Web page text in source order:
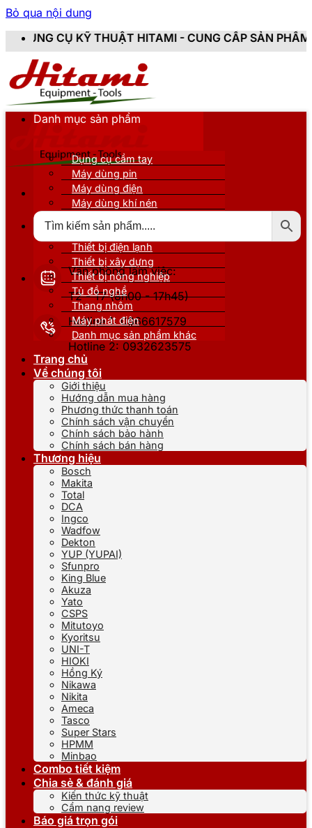
Bỏ qua nội dung
HITAMI - CUNG CẤP SẢN PHẨM CHÍNH HÃNG,
Văn phòng làm việc:
T2 - T7 (8h00 - 17h45)
Hotline 1: 0866617579
Hotline 2: 0932623575
Danh mục sản phẩm
Dụng cụ cầm tay
Máy dùng pin
Máy dùng điện
Máy dùng khí nén
Thiết bị nâng đỡ
Thiết bị điện lạnh
Thiết bị xây dựng
Thiết bị nông nghiệp
Tủ đồ nghề
Thang nhôm
Máy phát điện
Danh mục sản phẩm khác
Trang chủ
Về chúng tôi
Giới thiệu
Hướng dẫn mua hàng
Phương thức thanh toán
Chính sách vận chuyển
Chính sách bảo hành
Chính sách bán hàng
Thương hiệu
Bosch
Makita
Total
DCA
Ingco
Wadfow
Dekton
YUP (YUPAI)
Sfunpro
King Blue
Akuza
Yato
CSPS
Mitutoyo
Kyoritsu
UNI-T
HIOKI
Hồng Ký
Nikawa
Nikita
Ameca
Tasco
Super Stars
HPMM
Minbao
Combo tiết kiệm
Chia sẻ & đánh giá
Kiến thức kỹ thuật
Cẩm nang review
Báo giá trọn gói